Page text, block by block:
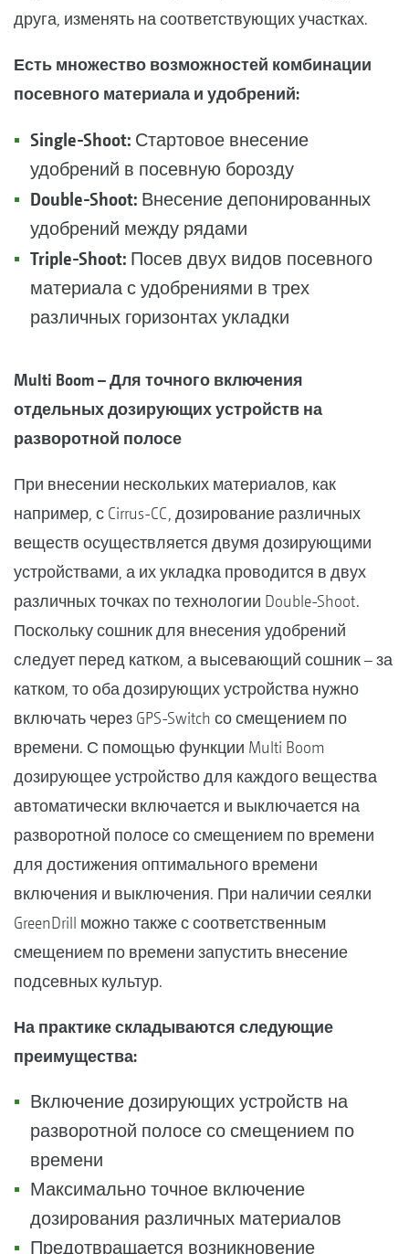
друга, изменять на соответствующих участках.
Есть множество возможностей комбинации
посевного материала и удобрений:
Single-Shoot: Стартовое внесение
удобрений в посевную борозду
Double-Shoot: Внесение депонированных
удобрений между рядами
Triple-Shoot: Посев двух видов посевного
материала с удобрениями в трех
различных горизонтах укладки
Multi Boom – Для точного включения
отдельных дозирующих устройств на
разворотной полосе
При внесении нескольких материалов, как
например, с Cirrus-CC, дозирование различных
веществ осуществляется двумя дозирующими
устройствами, а их укладка проводится в двух
различных точках по технологии Double-Shoot.
Поскольку сошник для внесения удобрений
следует перед катком, а высевающий сошник – за
катком, то оба дозирующих устройства нужно
включать через GPS-Switch со смещением по
времени. С помощью функции Multi Boom
дозирующее устройство для каждого вещества
автоматически включается и выключается на
разворотной полосе со смещением по времени
для достижения оптимального времени
включения и выключения. При наличии сеялки
GreenDrill можно также с соответственным
смещением по времени запустить внесение
подсевных культур.
На практике складываются следующие
преимущества:
Включение дозирующих устройств на
разворотной полосе со смещением по
времени
Максимально точное включение
дозирования различных материалов
Предотвращается возникновение